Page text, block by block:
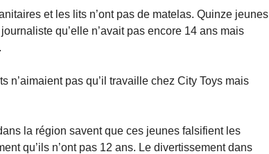
et les lits n’ont pas de matelas. Quinze jeunes
qu’elle n’avait pas encore 14 ans mais
n’aimaient pas qu’il travaille chez City Toys mais
la région savent que ces jeunes falsifient les
qu’ils n’ont pas 12 ans. Le divertissement dans